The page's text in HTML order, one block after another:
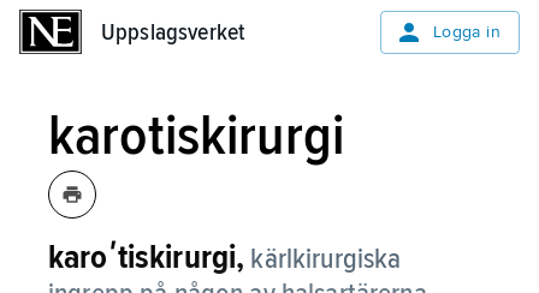
Uppslagsverket Logga in
karotiskirurgi
karoʹtiskirurgi, kärlkirurgiska